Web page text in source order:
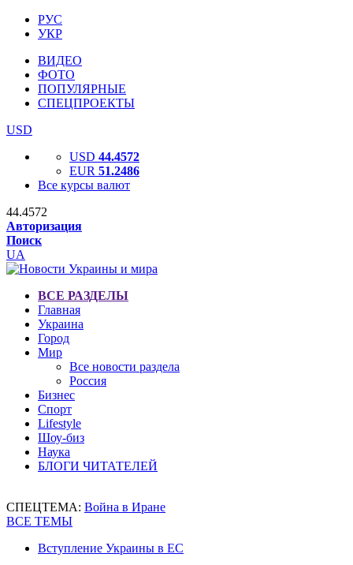
РУС
УКР
ВИДЕО
ФОТО
ПОПУЛЯРНЫЕ
СПЕЦПРОЕКТЫ
USD
USD 44.4572
EUR 51.2486
Все курсы валют
44.4572
Авторизация
Поиск
UA
ВСЕ РАЗДЕЛЫ
Главная
Украина
Город
Мир
Все новости раздела
Россия
Бизнес
Спорт
Lifestyle
Шоу-биз
Наука
БЛОГИ ЧИТАТЕЛЕЙ
СПЕЦТЕМА: Война в Иране
ВСЕ ТЕМЫ
Вступление Украины в ЕС